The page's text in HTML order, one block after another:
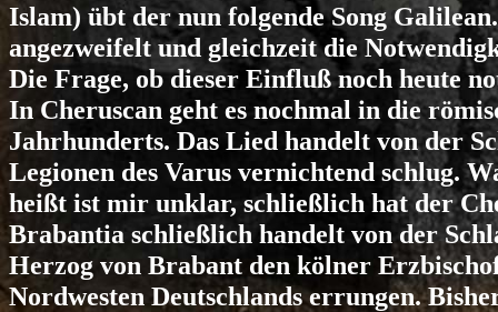
Islam) übt der nun folgende Song
angezweifelt und gleichzeit die
Die Frage, ob dieser Einfluß noch heute
In Cheruscan geht es nochmal in die
Jahrhunderts. Das Lied handelt von der
Legionen des Varus vernichtend schlug.
heißt ist mir unklar, schließlich hat der
Brabantia schließlich handelt von der
Herzog von Brabant den kölner
Nordwesten Deutschlands errungen.